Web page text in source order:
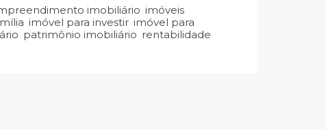
imobiliário imóveis
imóvel para investir imóvel para
patrimônio imobiliário rentabilidade